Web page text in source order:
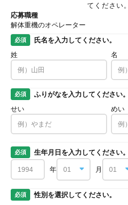
てください。
応募職種
解体重機のオペレーター
必須
氏名を入力してください。
姓
名
必須
ふりがなを入力してください。
せい
めい
必須 生年月日を入力してください。
年 月
必須
性別を選択してください。